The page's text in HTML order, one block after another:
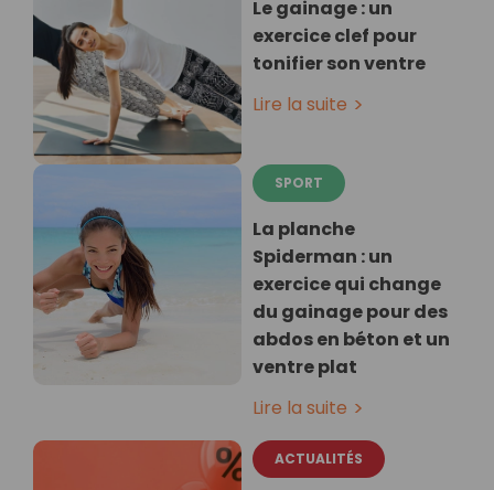
Le gainage : un
exercice clef pour
tonifier son ventre
Lire la suite
SPORT
La planche
Spiderman : un
exercice qui change
du gainage pour des
abdos en béton et un
ventre plat
Lire la suite
ACTUALITÉS